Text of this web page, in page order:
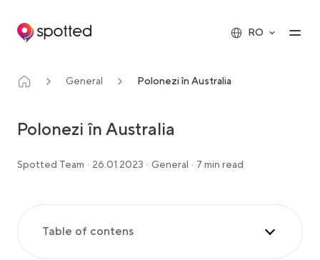
Main navigation
RO
General Polonezi în Australia
Polonezi în Australia
Spotted Team · 26.01.2023 · General · 7 min read
Table of contens